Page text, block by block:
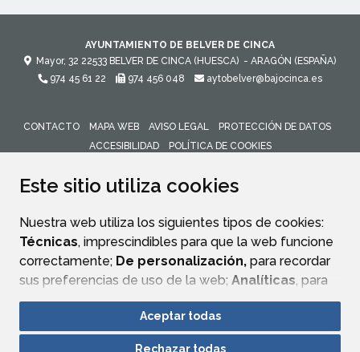
Este sitio utiliza cookies
Nuestra web utiliza los siguientes tipos de cookies:
Técnicas, imprescindibles para que la web funcione
correctamente; De personalización, para recordar
sus preferencias de uso de la web; Analíticas, para
mejorar el funcionamiento de la web y sus servicios.
Si acepta pulsando el botón“Aceptar todas”
Aceptar todas
Rechazar todas
AYUNTAMIENTO DE BELVER DE CINCA
Mayor, 32 22533 BELVER DE CINCA (HUESCA) - ARAGÓN (ESPAÑA)
974 45 61 22
974 456 048 aytobelver@bajocinca.es
CONTACTO MAPA WEB AVISO LEGAL
PROTECCIÓN DE DATOS
ACCESIBILIDAD
POLÍTICA DE COOKIES